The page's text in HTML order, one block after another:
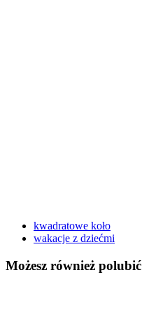
kwadratowe koło
wakacje z dziećmi
Możesz również polubić